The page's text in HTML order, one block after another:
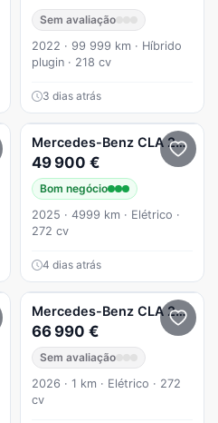
Sem avaliação
2022 · 99 999 km · Híbrido
plugin · 218 cv
3 dias atrás
Mercedes-Benz CLA 250
49 900 €
Bom negócio
2025 · 4999 km · Elétrico ·
272 cv
4 dias atrás
e Business Solutions.Grande Frota
Mercedes-Benz CLA 250
66 990 €
Sem avaliação
2026 · 1 km · Elétrico · 272
cv